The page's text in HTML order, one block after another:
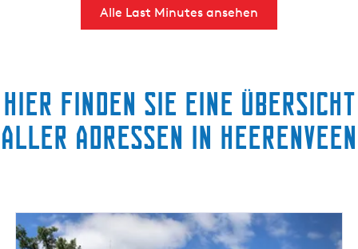
Alle Last Minutes ansehen
Hier finden Sie eine Übersicht
aller Adressen in Heerenveen